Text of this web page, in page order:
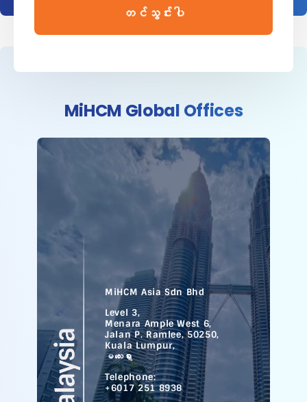
တင်သွင်းပါ
MiHCM Global Offices
MiHCM Asia Sdn Bhd
Level 3,
Menara Ample West 6,
Jalan P. Ramlee, 50250,
Kuala Lumpur,
မလေးရှား
Telephone:
+6017 251 8938